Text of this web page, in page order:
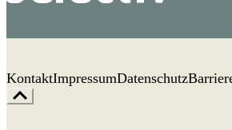
KontaktImpressumDatenschutz